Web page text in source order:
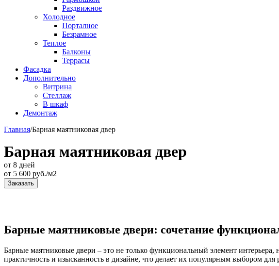
Раздвижное
Холодное
Порталное
Безрамное
Теплое
Балконы
Террасы
Фасадка
Дополнительно
Витрина
Стеллаж
В шкаф
Демонтаж
Главная/Барная маятниковая двер
Барная маятниковая двер
от 8 дней
от 5 600 руб./м2
Заказать
Барные маятниковые двери: сочетание
Барные маятниковые двери – это не только функциональный элемент
практичность и изысканность в дизайне, что делает их популярным выбором